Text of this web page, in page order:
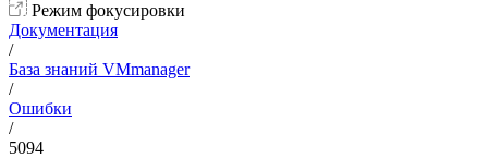
Режим фокусировки
Документация
/
База знаний VMmanager
/
Ошибки
/
5094